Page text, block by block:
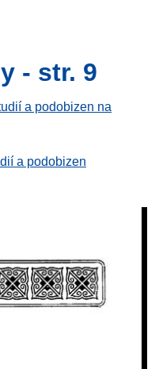
- str. 9
a podobizen na
a podobizen